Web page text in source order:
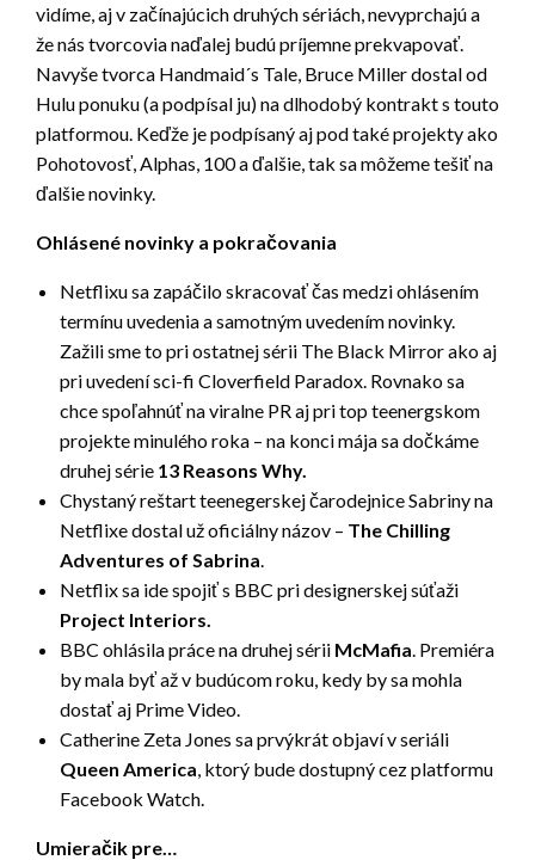
vidíme, aj v začínajúcich druhých sériách, nevyprchajú a
že nás tvorcovia naďalej budú príjemne prekvapovať.
Navyše tvorca Handmaid´s Tale, Bruce Miller dostal od
Hulu ponuku (a podpísal ju) na dlhodobý kontrakt s touto
platformou. Keďže je podpísaný aj pod také projekty ako
Pohotovosť, Alphas, 100 a ďalšie, tak sa môžeme tešiť na
ďalšie novinky.
Ohlásené novinky a pokračovania
Netflixu sa zapáčilo skracovať čas medzi ohlásením
termínu uvedenia a samotným uvedením novinky.
Zažili sme to pri ostatnej sérii The Black Mirror ako aj
pri uvedení sci-fi Cloverfield Paradox. Rovnako sa
chce spoľahnúť na viralne PR aj pri top teenergskom
projekte minulého roka – na konci mája sa dočkáme
druhej série 13 Reasons Why.
Chystaný reštart teenegerskej čarodejnice Sabriny na
Netflixe dostal už oficiálny názov – The Chilling
Adventures of Sabrina.
Netflix sa ide spojiť s BBC pri designerskej súťaži
Project Interiors.
BBC ohlásila práce na druhej sérii McMafia. Premiéra
by mala byť až v budúcom roku, kedy by sa mohla
dostať aj Prime Video.
Catherine Zeta Jones sa prvýkrát objaví v seriáli
Queen America, ktorý bude dostupný cez platformu
Facebook Watch.
Umieračik pre…